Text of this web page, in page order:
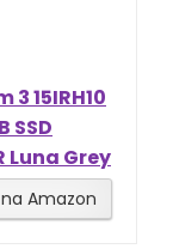
15IRH10
SSD
Luna Grey
Amazon